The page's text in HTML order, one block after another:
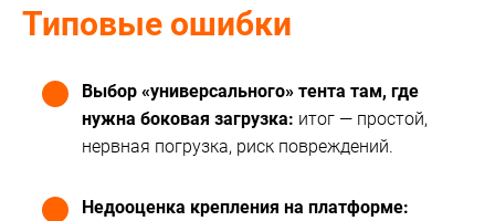
Типовые ошибки
Выбор «универсального» тента там, где
нужна боковая загрузка: итог — простой,
нервная погрузка, риск повреждений.
Недооценка крепления на платформе: